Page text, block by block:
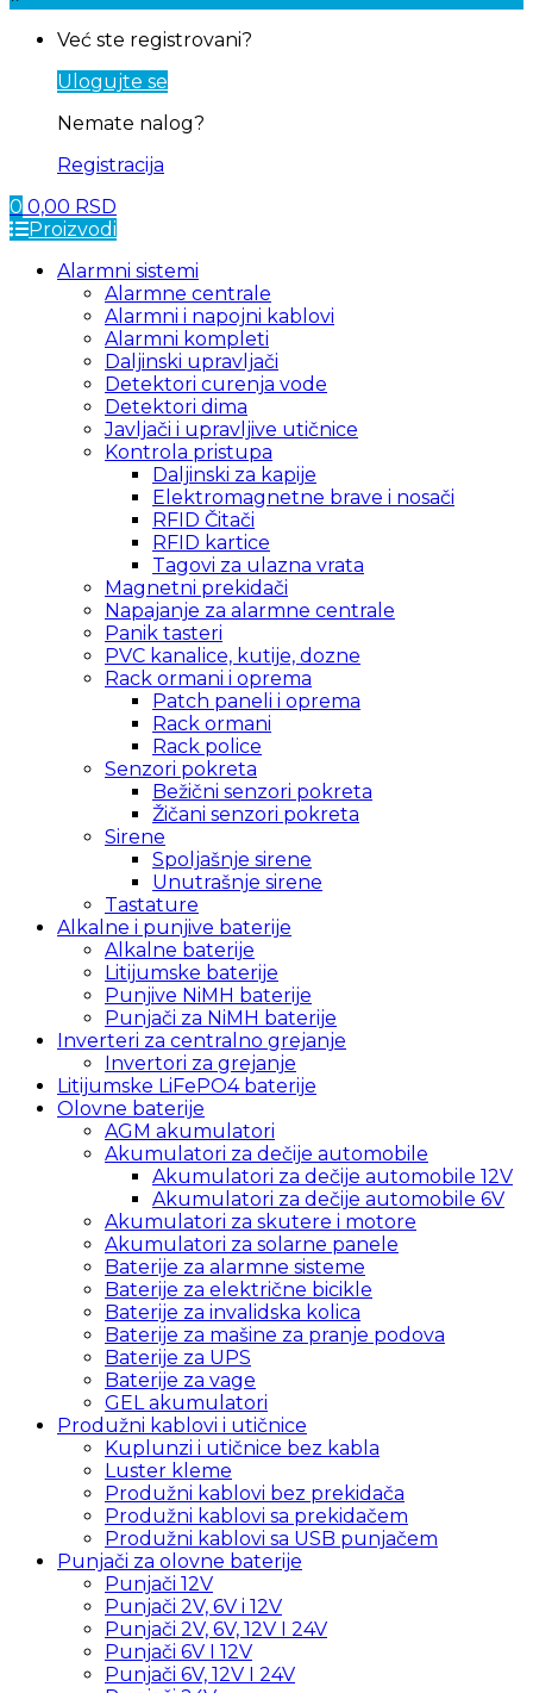
Već ste registrovani?
Ulogujte se
Nemate nalog?
Registracija
0 0,00 RSD
Proizvodi
Alarmni sistemi
Alarmne centrale
Alarmni i napojni kablovi
Alarmni kompleti
Daljinski upravljači
Detektori curenja vode
Detektori dima
Javljači i upravljive utičnice
Kontrola pristupa
Daljinski za kapije
Elektromagnetne brave i nosači
RFID Čitači
RFID kartice
Tagovi za ulazna vrata
Magnetni prekidači
Napajanje za alarmne centrale
Panik tasteri
PVC kanalice, kutije, dozne
Rack ormani i oprema
Patch paneli i oprema
Rack ormani
Rack police
Senzori pokreta
Bežični senzori pokreta
Žičani senzori pokreta
Sirene
Spoljašnje sirene
Unutrašnje sirene
Tastature
Alkalne i punjive baterije
Alkalne baterije
Litijumske baterije
Punjive NiMH baterije
Punjači za NiMH baterije
Inverteri za centralno grejanje
Invertori za grejanje
Litijumske LiFePO4 baterije
Olovne baterije
AGM akumulatori
Akumulatori za dečije automobile
Akumulatori za dečije automobile 12V
Akumulatori za dečije automobile 6V
Akumulatori za skutere i motore
Akumulatori za solarne panele
Baterije za alarmne sisteme
Baterije za električne bicikle
Baterije za invalidska kolica
Baterije za mašine za pranje podova
Baterije za UPS
Baterije za vage
GEL akumulatori
Produžni kablovi i utičnice
Kuplunzi i utičnice bez kabla
Luster kleme
Produžni kablovi bez prekidača
Produžni kablovi sa prekidačem
Produžni kablovi sa USB punjačem
Punjači za olovne baterije
Punjači 12V
Punjači 2V, 6V i 12V
Punjači 2V, 6V, 12V I 24V
Punjači 6V I 12V
Punjači 6V, 12V I 24V